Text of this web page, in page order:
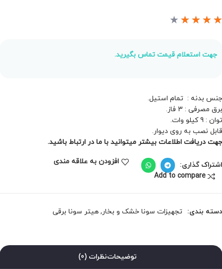
★
★
★
★
جهت استعلام قیمت تماس بگیرید.
بدنه : تمام استیل.
مصرفی : 3 فاز.
: 9 کیلو وات.
نصب به روی دیوار.
دریافت اطلاعات بیشتر میتوانید با ما در ارتباط باشید.
گذاری:
افزودن به علاقه مندی
Add to compare
بندی: تجهیزات سونا خشک و بخار, هیتر سونا برقی
توضیحاتنظرات (0)